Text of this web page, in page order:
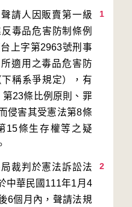
1
請人因販賣第一級
毒品危害防制條例
上字第2963號刑事
適用之毒品危害防
稱系爭規定），有
23條比例原則、罪
侵害其受憲法第8條
15條生存權等之疑
2
裁判於憲法訴訟法
中華民國111年1月4
6個月內，聲請法規